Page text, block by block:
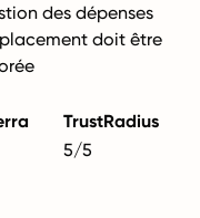
des dépenses
doit être
TrustRadius
5/5